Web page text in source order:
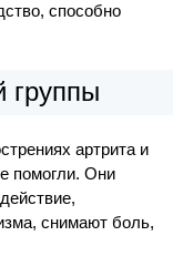
способно
группы
артрита и
помогли. Они
снимают боль,